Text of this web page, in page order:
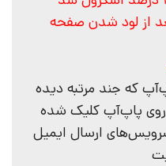
از لود شدن صفحه
که جند مرتبه دیده
پاپ‌آپ کلیک شده
ارسال ایمیل